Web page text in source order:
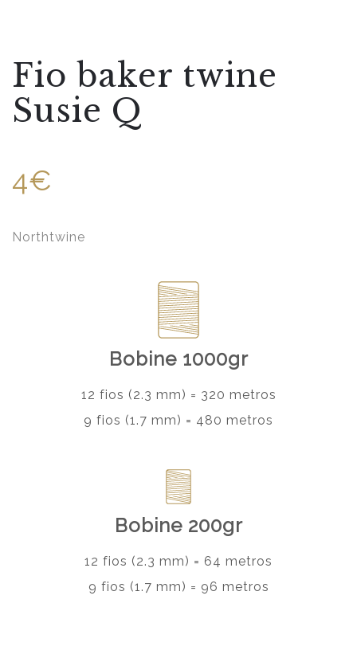
Fio baker twine
Susie Q
4€
Northtwine
Bobine 1000gr
12 fios (2.3 mm) = 320 metros
9 fios (1.7 mm) = 480 metros
Bobine 200gr
12 fios (2.3 mm) = 64 metros
9 fios (1.7 mm) = 96 metros